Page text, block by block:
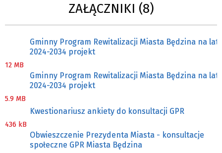
ZAŁĄCZNIKI (8)
Gminny Program Rewitalizacji Miasta Będzina na
2024-2034 projekt
12 MB
Gminny Program Rewitalizacji Miasta Będzina na
2024-2034 projekt
5.9 MB
Kwestionariusz ankiety do konsultacji GPR
436 kB
Obwieszczenie Prezydenta Miasta - konsultacje
społeczne GPR Miasta Będzina